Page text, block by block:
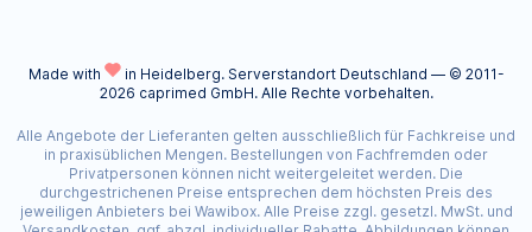
Made with in Heidelberg. Serverstandort Deutschland — © 2011-
2026 caprimed GmbH. Alle Rechte vorbehalten.
Alle Angebote der Lieferanten gelten ausschließlich für Fachkreise und
in praxisüblichen Mengen. Bestellungen von Fachfremden oder
Privatpersonen können nicht weitergeleitet werden. Die
durchgestrichenen Preise entsprechen dem höchsten Preis des
jeweiligen Anbieters bei Wawibox. Alle Preise zzgl. gesetzl. MwSt. und